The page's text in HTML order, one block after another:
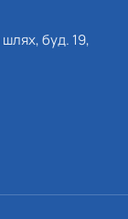
шлях, буд. 19,